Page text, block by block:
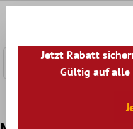
Jetzt Rabatt
Gültig auf alle